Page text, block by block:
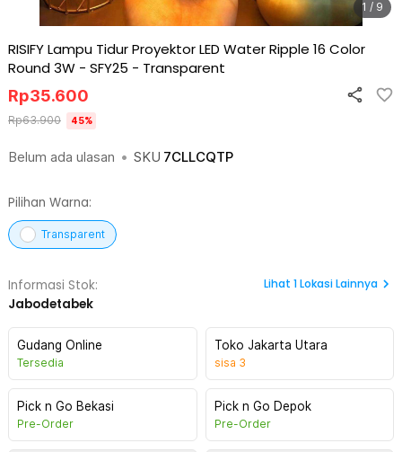
1 / 9
RISIFY Lampu Tidur Proyektor LED Water Ripple 16 Color
Round 3W - SFY25 - Transparent
Belum ada ulasan • SKU 7CLLCQTP
Rp35.600
Rp63.900 45%
Pilihan Warna:
Transparent
Informasi Stok:
Jabodetabek
Lihat 1Lokasi Lainnya
Gudang Online
Tersedia
Toko Jakarta Utara
sisa 3
Pick n Go Bekasi
Pre-Order
Pick n Go Depok
Pre-Order